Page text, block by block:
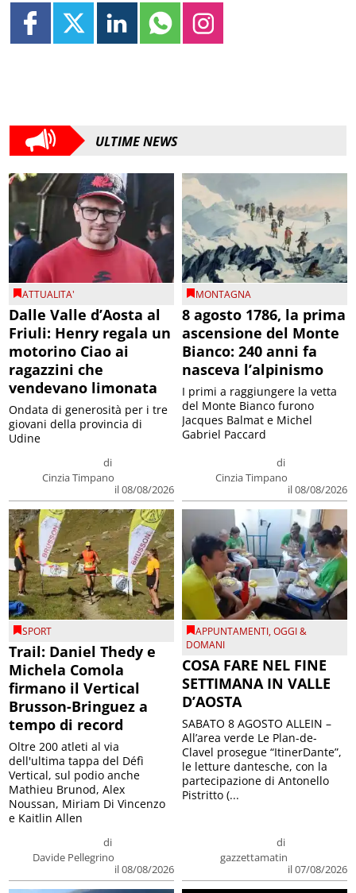
ULTIME NEWS
ATTUALITA'
Dalle Valle d’Aosta al
Friuli: Henry regala un
motorino Ciao ai
ragazzini che
vendevano limonata
di
Cinzia Timpano
il 08/08/2026
Ondata di generosità per i tre
giovani della provincia di
Udine
MONTAGNA
8 agosto 1786, la prima
ascensione del Monte
Bianco: 240 anni fa
nasceva l’alpinismo
di
Cinzia Timpano
il 08/08/2026
I primi a raggiungere la vetta
del Monte Bianco furono
Jacques Balmat e Michel
Gabriel Paccard
SPORT
Trail: Daniel Thedy e
Michela Comola
firmano il Vertical
Brusson-Bringuez a
tempo di record
di
Davide Pellegrino
il 08/08/2026
Oltre 200 atleti al via
dell'ultima tappa del Défì
Vertical, sul podio anche
Mathieu Brunod, Alex
Noussan, Miriam Di Vincenzo
e Kaitlin Allen
APPUNTAMENTI,OGGI &
DOMANI
COSA FARE NEL FINE
SETTIMANA IN VALLE
D’AOSTA
di
gazzettamatin
il 07/08/2026
SABATO 8 AGOSTO ALLEIN –
All’area verde Le Plan-de-
Clavel prosegue “ItinerDante”,
le letture dantesche, con la
partecipazione di Antonello
Pistritto (...